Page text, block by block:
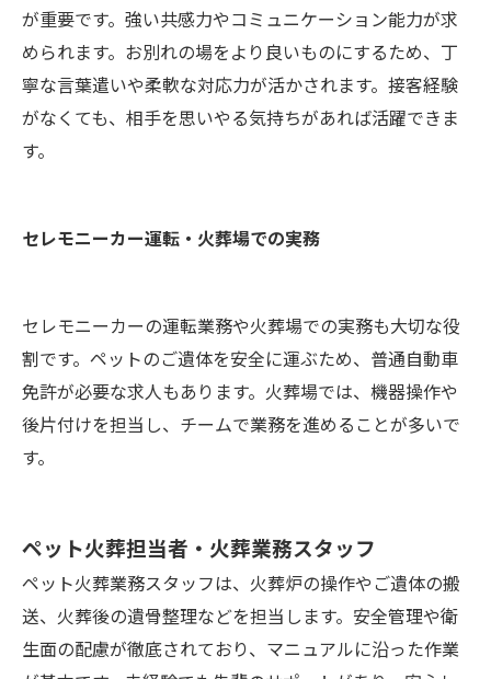
が重要です。強い共感力やコミュニケーション能力が求
められます。お別れの場をより良いものにするため、丁
寧な言葉遣いや柔軟な対応力が活かされます。接客経験
がなくても、相手を思いやる気持ちがあれば活躍できま
す。
セレモニーカー運転・火葬場での実務
セレモニーカーの運転業務や火葬場での実務も大切な役
割です。ペットのご遺体を安全に運ぶため、普通自動車
免許が必要な求人もあります。火葬場では、機器操作や
後片付けを担当し、チームで業務を進めることが多いで
す。
ペット火葬担当者・火葬業務スタッフ
ペット火葬業務スタッフは、火葬炉の操作やご遺体の搬
送、火葬後の遺骨整理などを担当します。安全管理や衛
生面の配慮が徹底されており、マニュアルに沿った作業